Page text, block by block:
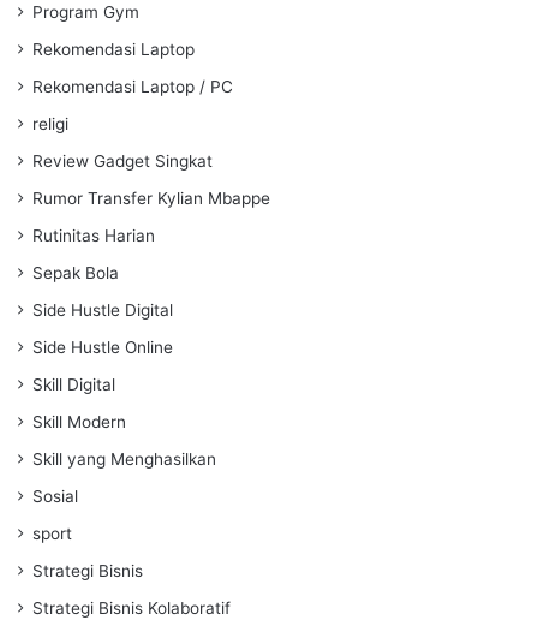
Program Gym
Rekomendasi Laptop
Rekomendasi Laptop / PC
religi
Review Gadget Singkat
Rumor Transfer Kylian Mbappe
Rutinitas Harian
Sepak Bola
Side Hustle Digital
Side Hustle Online
Skill Digital
Skill Modern
Skill yang Menghasilkan
Sosial
sport
Strategi Bisnis
Strategi Bisnis Kolaboratif